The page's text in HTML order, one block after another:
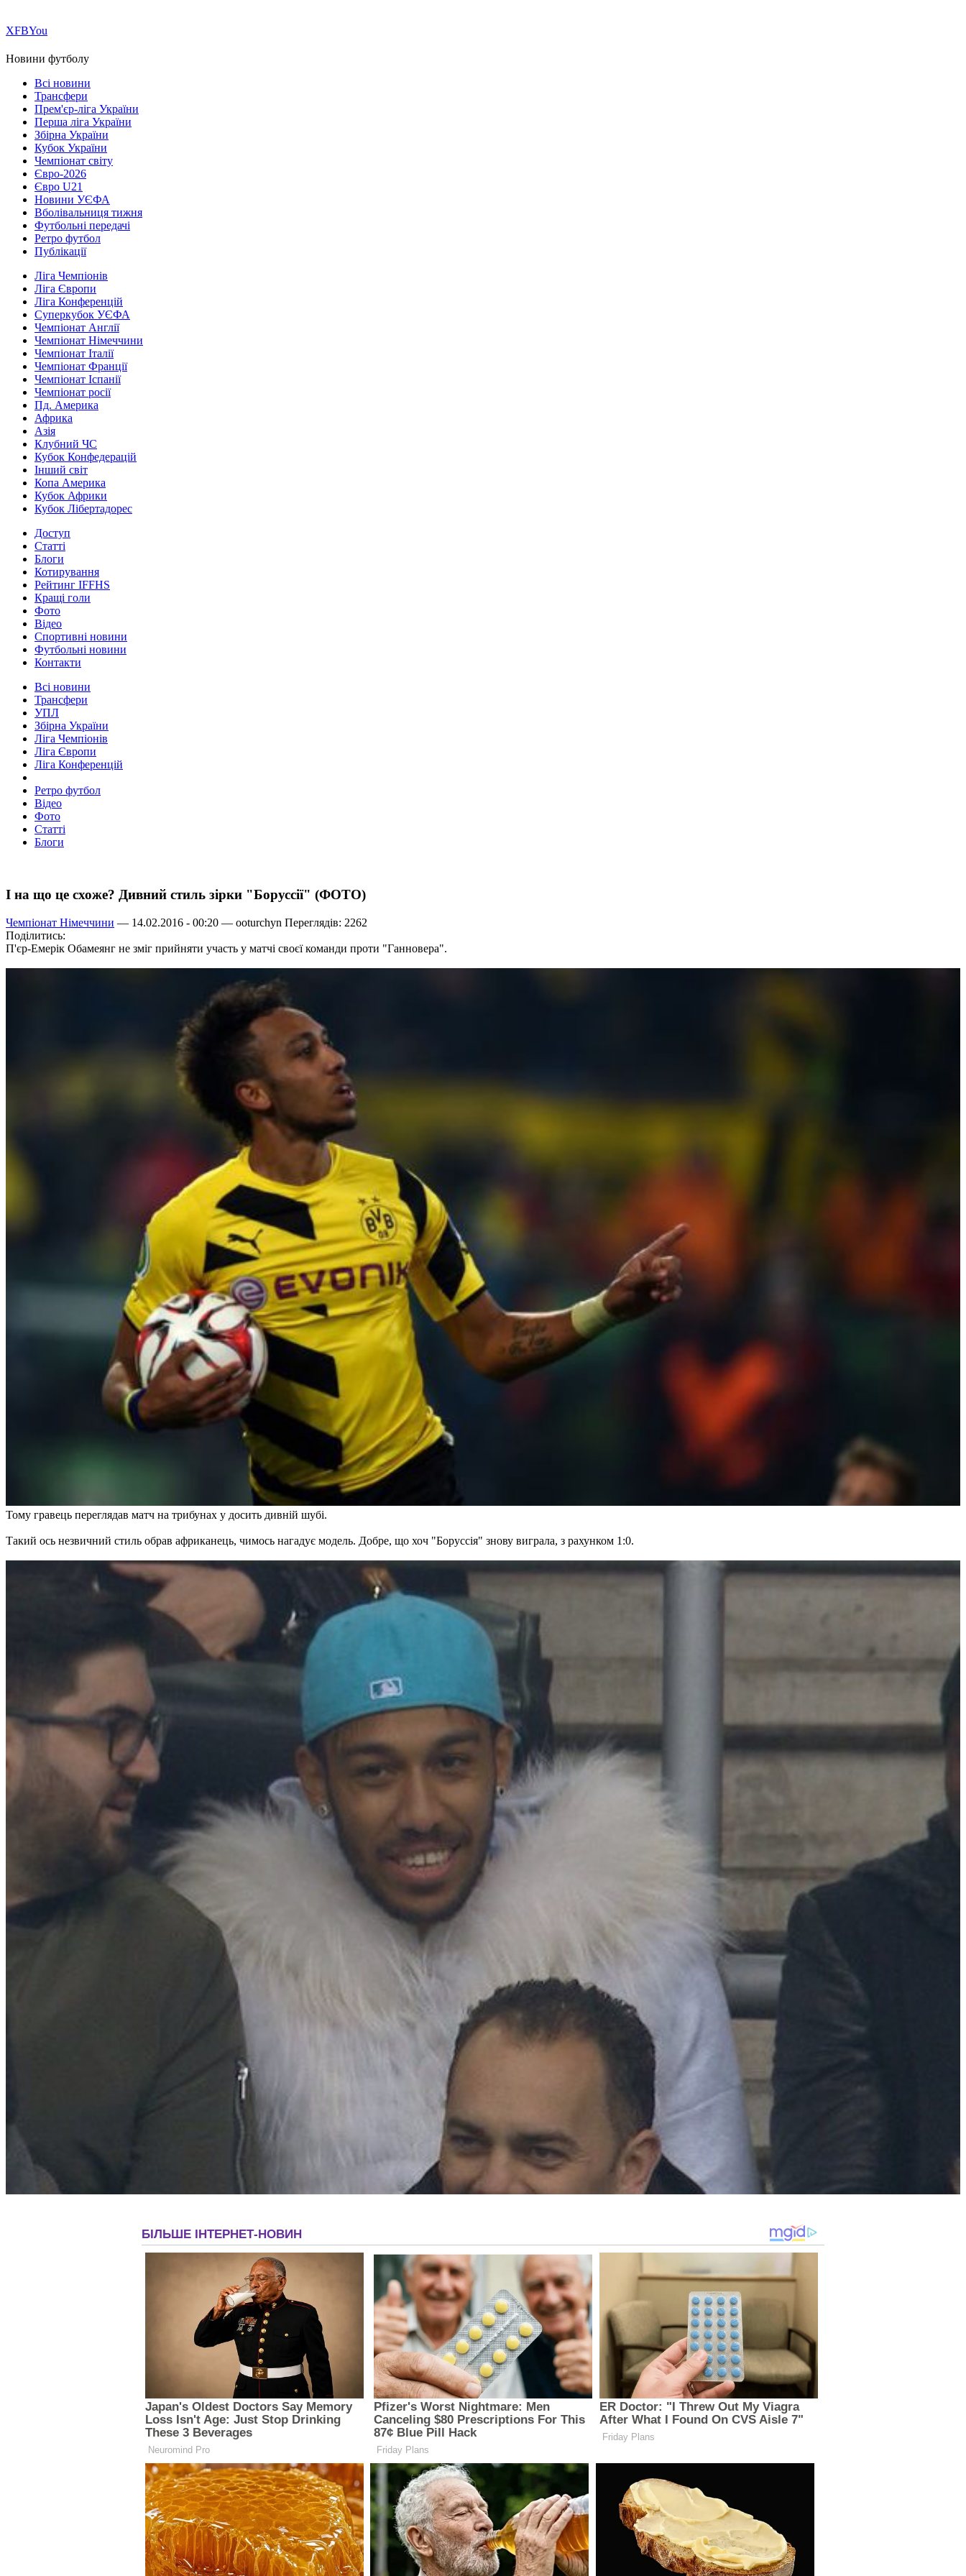
ХFBYou
Новини футболу
Всі новини
Трансфери
Прем'єр-ліга України
Перша ліга України
Збірна України
Кубок України
Чемпіонат світу
Євро-2026
Євро U21
Новини УЄФА
Вболівальниця тижня
Футбольні передачі
Ретро футбол
Публікації
Ліга Чемпіонів
Ліга Європи
Ліга Конференцій
Суперкубок УЄФА
Чемпіонат Англії
Чемпіонат Німеччини
Чемпіонат Італії
Чемпіонат Франції
Чемпіонат Іспанії
Чемпіонат росії
Пд. Америка
Африка
Азія
Клубний ЧС
Кубок Конфедерацій
Інший світ
Копа Америка
Кубок Африки
Кубок Лібертадорес
Доступ
Статті
Блоги
Котирування
Рейтинг IFFHS
Кращі голи
Фото
Відео
Спортивні новини
Футбольні новини
Контакти
Всі новини
Трансфери
УПЛ
Збірна України
Ліга Чемпіонів
Ліга Європи
Ліга Конференцій
Ретро футбол
Відео
Фото
Статті
Блоги
І на що це схоже? Дивний стиль зірки "Боруссії" (ФОТО)
Чемпіонат Німеччини — 14.02.2016 - 00:20 — ooturchyn Переглядів: 2262
Поділитись:
П'єр-Емерік Обамеянг не зміг прийняти участь у матчі своєї команди проти "Ганновера".
Тому гравець переглядав матч на трибунах у досить дивній шубі.
Такий ось незвичний стиль обрав африканець, чимось нагадує модель. Добре, що хоч "Боруссія" знову виграла, з рахунком 1:0.